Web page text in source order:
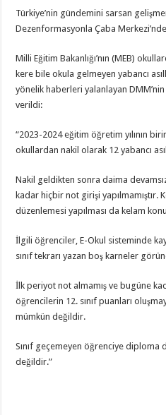
Türkiye’nin gündemini sarsan
Dezenformasyonla Çaba
Milli Eğitim Bakanlığı’nın (MEB)
kere bile okula gelmeyen yabancı
yönelik haberleri yalanlayan
verildi:
“2023-2024 eğitim öğretim yılının
okullardan nakil olarak 12 yabancı
Nakil geldikten sonra daima
kadar hiçbir not girişi
düzenlemesi yapılması da kelam
İlgili öğrenciler, E-Okul sisteminde
sınıf tekrarı yazan boş karneler
İlk periyot not almamış ve bugüne
öğrencilerin 12. sınıf puanları
mümkün değildir.
Sınıf geçemeyen öğrenciye diploma
değildir.”